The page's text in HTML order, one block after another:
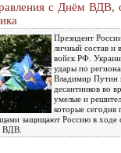
с Днём ВДВ,
Президент
личный состав и
войск РФ.
удары по
Владимир Путин
десантников во
умелые и
которые сегодня
защищают Россию в ходе
ВДВ.